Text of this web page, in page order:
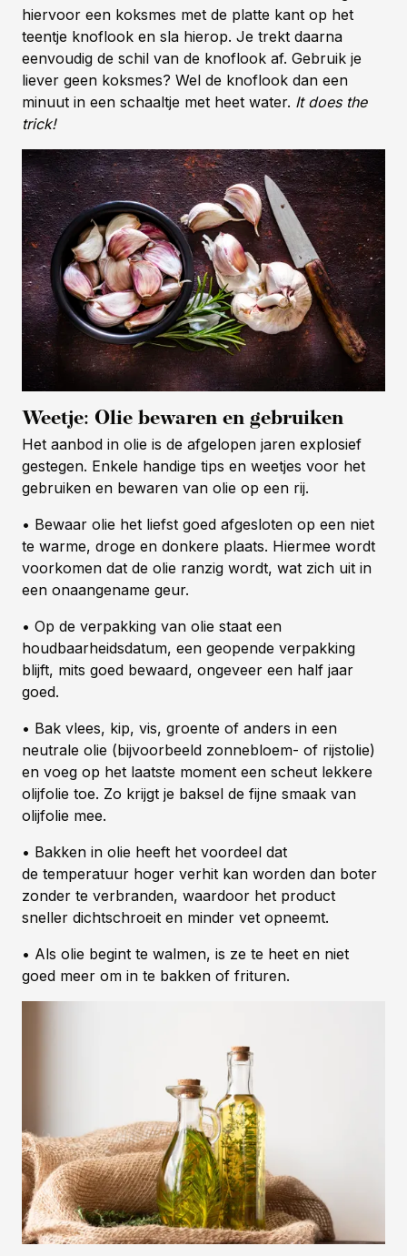
hiervoor een koksmes met de platte kant op het
teentje knoflook en sla hierop. Je trekt daarna
eenvoudig de schil van de knoflook af. Gebruik je
liever geen koksmes? Wel de knoflook dan een
minuut in een schaaltje met heet water. It does the
trick!
Weetje: Olie bewaren en gebruiken
Het aanbod in olie is de afgelopen jaren explosief
gestegen. Enkele handige tips en weetjes voor het
gebruiken en bewaren van olie op een rij.
• Bewaar olie het liefst goed afgesloten op een niet
te warme, droge en donkere plaats. Hiermee wordt
voorkomen dat de olie ranzig wordt, wat zich uit in
een onaangename geur.
• Op de verpakking van olie staat een
houdbaarheidsdatum, een geopende verpakking
blijft, mits goed bewaard, ongeveer een half jaar
goed.
• Bak vlees, kip, vis, groente of anders in een
neutrale olie (bijvoorbeeld zonnebloem- of rijstolie)
en voeg op het laatste moment een scheut lekkere
olijfolie toe. Zo krijgt je baksel de fijne smaak van
olijfolie mee.
• Bakken in olie heeft het voordeel dat
de temperatuur hoger verhit kan worden dan boter
zonder te verbranden, waardoor het product
sneller dichtschroeit en minder vet opneemt.
• Als olie begint te walmen, is ze te heet en niet
goed meer om in te bakken of frituren.